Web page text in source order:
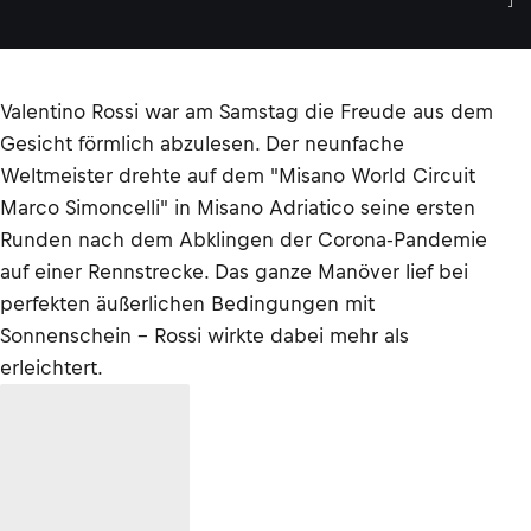
Valentino Rossi war am Samstag die Freude aus dem
Gesicht förmlich abzulesen. Der neunfache
Weltmeister drehte auf dem "Misano World Circuit
Marco Simoncelli" in Misano Adriatico seine ersten
Runden nach dem Abklingen der Corona-Pandemie
auf einer Rennstrecke. Das ganze Manöver lief bei
perfekten äußerlichen Bedingungen mit
Sonnenschein – Rossi wirkte dabei mehr als
erleichtert.